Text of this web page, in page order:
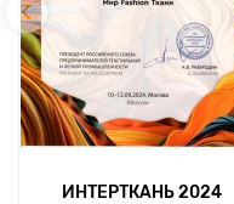
ИНТЕРТКАНЬ 2024